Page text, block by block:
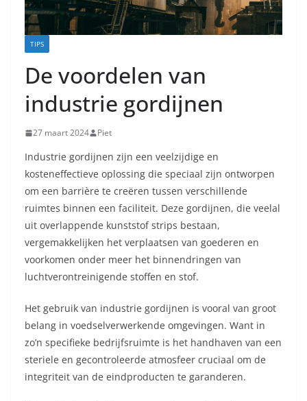
TIPS
De voordelen van
industrie gordijnen
27 maart 2024 Piet
Industrie gordijnen zijn een veelzijdige en
kosteneffectieve oplossing die speciaal zijn ontworpen
om een barrière te creëren tussen verschillende
ruimtes binnen een faciliteit. Deze gordijnen, die veelal
uit overlappende kunststof strips bestaan,
vergemakkelijken het verplaatsen van goederen en
voorkomen onder meer het binnendringen van
luchtverontreinigende stoffen en stof.
Het gebruik van industrie gordijnen is vooral van groot
belang in voedselverwerkende omgevingen. Want in
zo’n specifieke bedrijfsruimte is het handhaven van een
steriele en gecontroleerde atmosfeer cruciaal om de
integriteit van de eindproducten te garanderen.